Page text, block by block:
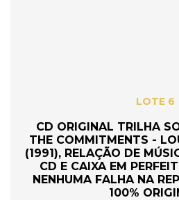
LOTE 6
CD ORIGINAL TRILHA
THE COMMITMENTS -
(1991), RELAÇÃO DE
CD E CAIXA EM
NENHUMA FALHA NA
100%